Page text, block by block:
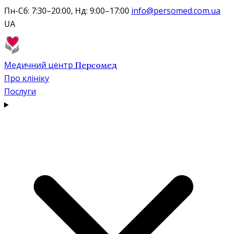
Пн-Сб: 7:30–20:00, Нд: 9:00–17:00 info@persomed.com.ua
UA
Медичний центр Персомед
Про клініку
Послуги